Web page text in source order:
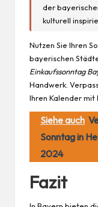
der
kulturell
Nutzen Sie Ihren
bayerischen
Einkaufssonntag
Handwerk.
Ihren Kalender mit
Siehe auch
Sonntag in
2024
Fazit